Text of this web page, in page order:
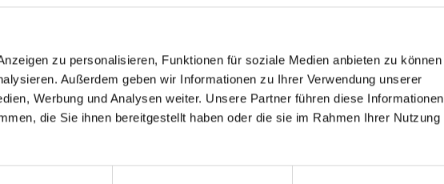
zu personalisieren, Funktionen für soziale Medien anbieten zu können
Außerdem geben wir Informationen zu Ihrer Verwendung unserer
Werbung und Analysen weiter. Unsere Partner führen diese Informationen
die Sie ihnen bereitgestellt haben oder die sie im Rahmen Ihrer Nutzung
Ferienhaus S08057 in Munkedal / Bohuslän
6 Personen
keine Haustiere
25 m zum Wasser